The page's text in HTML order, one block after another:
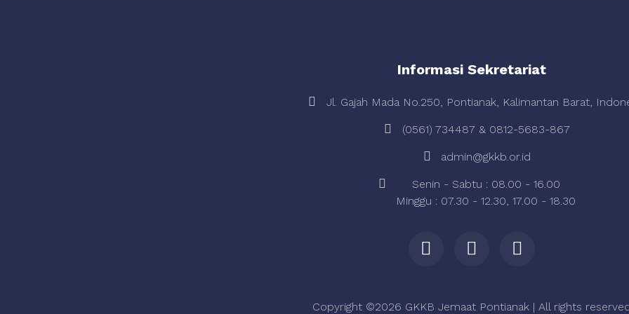
Informasi Sekretariat
Jl. Gajah Mada No.250, Pontianak, Kalimantan Barat,
(0561) 734487 & 0812-5683-867
admin@gkkb.or.id
Senin - Sabtu : 08.00 - 16.00
Minggu : 07.30 - 12.30, 17.00 - 18.30
Copyright ©2026 GKKB Jemaat Pontianak | All rights